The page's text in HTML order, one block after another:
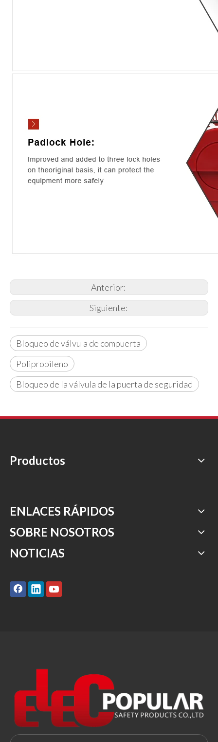
Anterior:
Siguiente:
Bloqueo de válvula de compuerta
Polipropileno
Bloqueo de la válvula de la puerta de seguridad
Productos
ENLACES RÁPIDOS
SOBRE NOSOTROS
NOTICIAS